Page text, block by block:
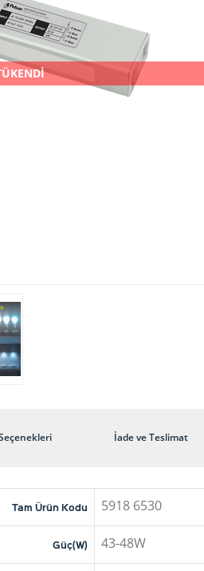
İade ve Teslimat
Tam Ürün Kodu 5918 6530
Güç(W) 43-48W